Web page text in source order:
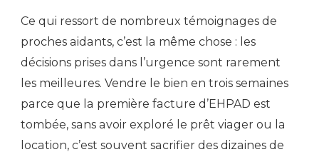
Ce qui ressort de nombreux témoignages de
proches aidants, c’est la même chose : les
décisions prises dans l’urgence sont rarement
les meilleures. Vendre le bien en trois semaines
parce que la première facture d’EHPAD est
tombée, sans avoir exploré le prêt viager ou la
location, c’est souvent sacrifier des dizaines de